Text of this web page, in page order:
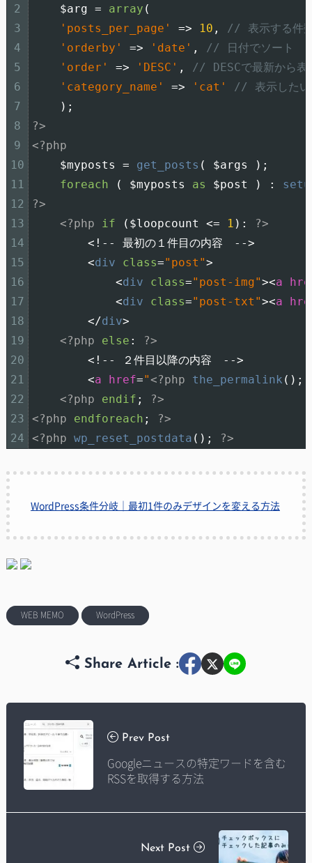
2
3
4
5
6
7
8
9
10
11
12
13
14
15
16
17
18
19
20
21
22
23
24
$arg = array (
'posts_per_page'
=> 10 ,
// 表示する件
'orderby'
=> 'date' ,
// 日付でソート
'order'
=> 'DESC' ,
// DESCで最新から表
'category_name'
=> 'cat'
// 表示したい
) ;
?>
<?php
$myposts
= get_posts ( $args ) ;
foreach
( $myposts as $post ) :
?>
<?php
if ( $loopcount <= 1 ) :
?>
< ! -- 最初の１件目の内容 -->
<div class="post">
<div class="post-img"><a
<div class="post-txt"><a
</div>
<?php
else :
?>
< ! -- ２件目以降の内容 -->
<a href="<?php the_permalink ( ) ;
<?php
endif ;
?>
<?php
endforeach ;
?>
<?php wp_reset_postdata ( ) ; ?>
WordPress条件分岐｜最初1件のみデザインを変える方法
WEB MEMO WordPress
Share Article :
Prev Post
Googleニュースの特定ワードを含む
RSSを取得する方法
Next Post